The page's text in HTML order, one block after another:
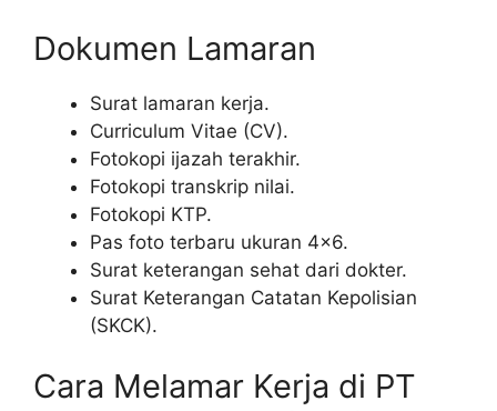
Dokumen Lamaran
Surat lamaran kerja.
Curriculum Vitae (CV).
Fotokopi ijazah terakhir.
Fotokopi transkrip nilai.
Fotokopi KTP.
Pas foto terbaru ukuran 4×6.
Surat keterangan sehat dari dokter.
Surat Keterangan Catatan Kepolisian
(SKCK).
Cara Melamar Kerja di PT